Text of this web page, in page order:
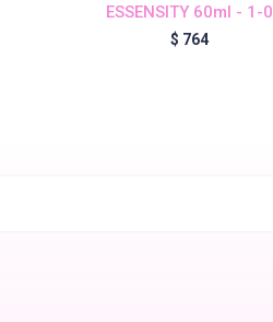
ESSENSITY 60ml - 1-0
$ 764